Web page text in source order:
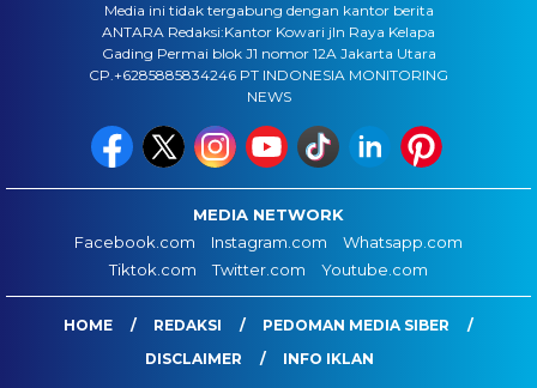
Media ini tidak tergabung dengan kantor berita
ANTARA Redaksi:Kantor Kowari jln Raya Kelapa
Gading Permai blok J1 nomor 12A Jakarta Utara
CP.+6285885834246 PT INDONESIA MONITORING
NEWS
MEDIA NETWORK
Facebook.com
Instagram.com
Whatsapp.com
Tiktok.com
Twitter.com Youtube.com
HOME REDAKSI
PEDOMAN MEDIA SIBER
DISCLAIMER
INFO IKLAN